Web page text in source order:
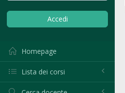
Homepage
Lista dei corsi